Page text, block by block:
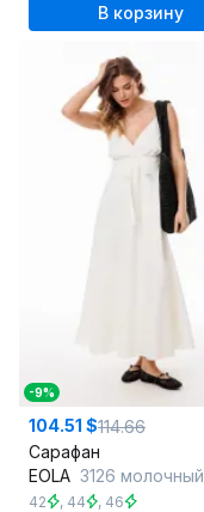
В корзину
-9%
104.51 $114.66
Сарафан
EOLA 3126 молочный
42 , 44 , 46